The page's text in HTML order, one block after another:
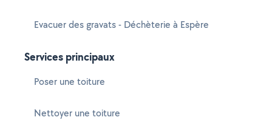
Evacuer des gravats - Déchèterie à Espère
Services principaux
Poser une toiture
Nettoyer une toiture